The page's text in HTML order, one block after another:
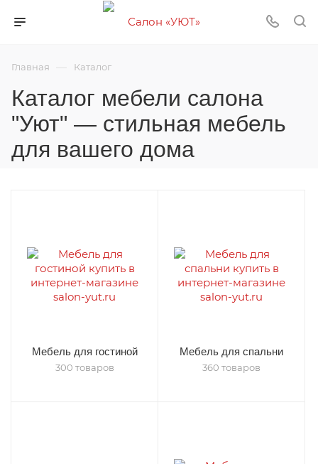
Главная — Каталог
Каталог мебели салона
"Уют" — стильная мебель
для вашего дома
Мебель для гостиной
300 товаров
Мебель для спальни
360 товаров